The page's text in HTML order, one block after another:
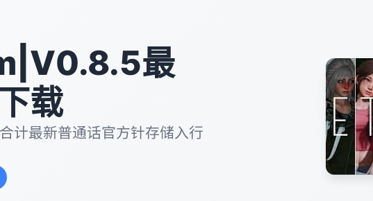
最
载
计最新普通话官方针存储入行